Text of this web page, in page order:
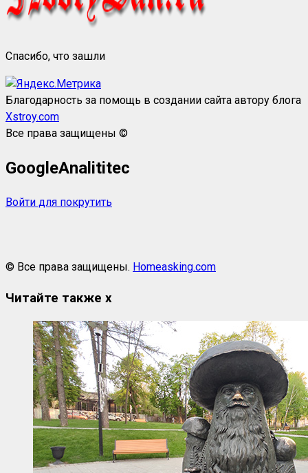
Спасибо, что зашли
Благодарность за помощь в создании сайта автору блога
Xstroy.com
Все права защищены ©
GoogleAnalititec
Войти для покрутить
© Все права защищены. Homeasking.com
Читайте также x